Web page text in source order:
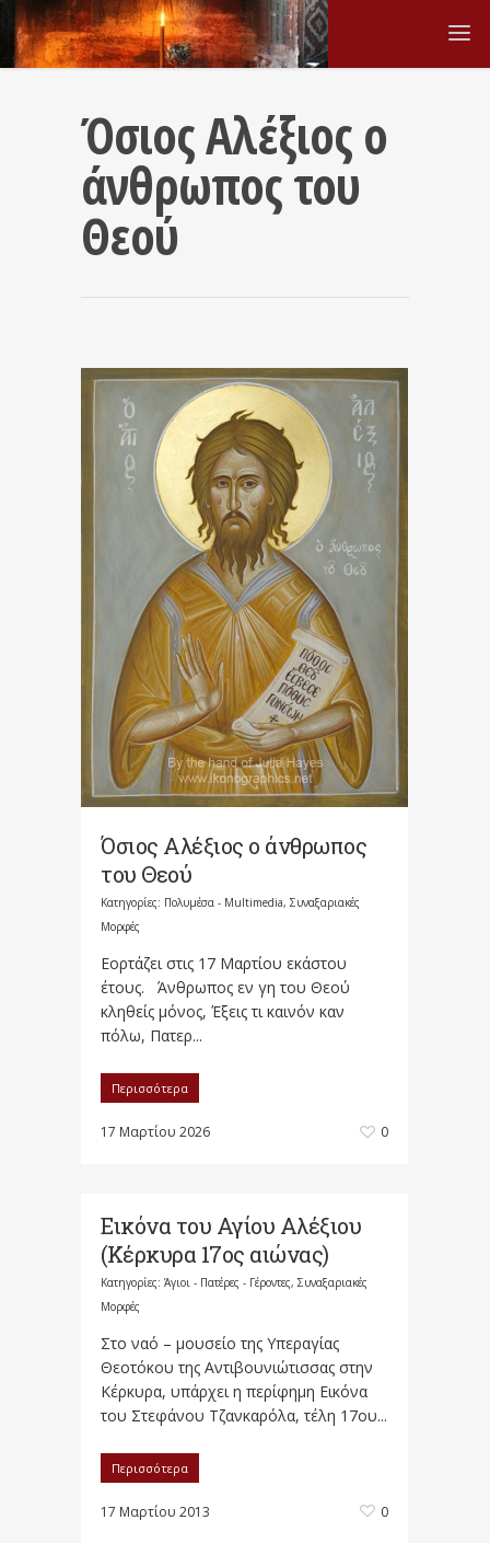
Όσιος Αλέξιος ο
άνθρωπος του
Θεού
Όσιος Αλέξιος ο άνθρωπος
του Θεού
Κατηγορίες: Πολυμέσα - Multimedia, Συναξαριακές
Μορφές
Εορτάζει στις 17 Μαρτίου εκάστου
έτους. Άνθρωπος εν γη του Θεού
κληθείς μόνος, Έξεις τι καινόν καν
πόλω, Πατερ...
Περισσότερα
17 Μαρτίου 2026 0
Εικόνα του Αγίου Αλέξιου
(Κέρκυρα 17ος αιώνας)
Κατηγορίες: Άγιοι - Πατέρες - Γέροντες, Συναξαριακές
Μορφές
Στο ναό – μουσείο της Yπεραγίας
Θεοτόκου της Aντιβουνιώτισσας στην
Kέρκυρα, υπάρχει η περίφημη Eικόνα
του Στεφάνου Tζανκαρόλα, τέλη 17ου...
Περισσότερα
17 Μαρτίου 2013 0